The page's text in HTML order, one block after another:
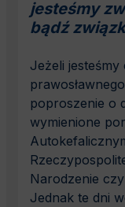
jesteśmy
bądź
Jeżeli jesteśmy
poproszenie o
wymienione
Narodzenie
Jednak te dni